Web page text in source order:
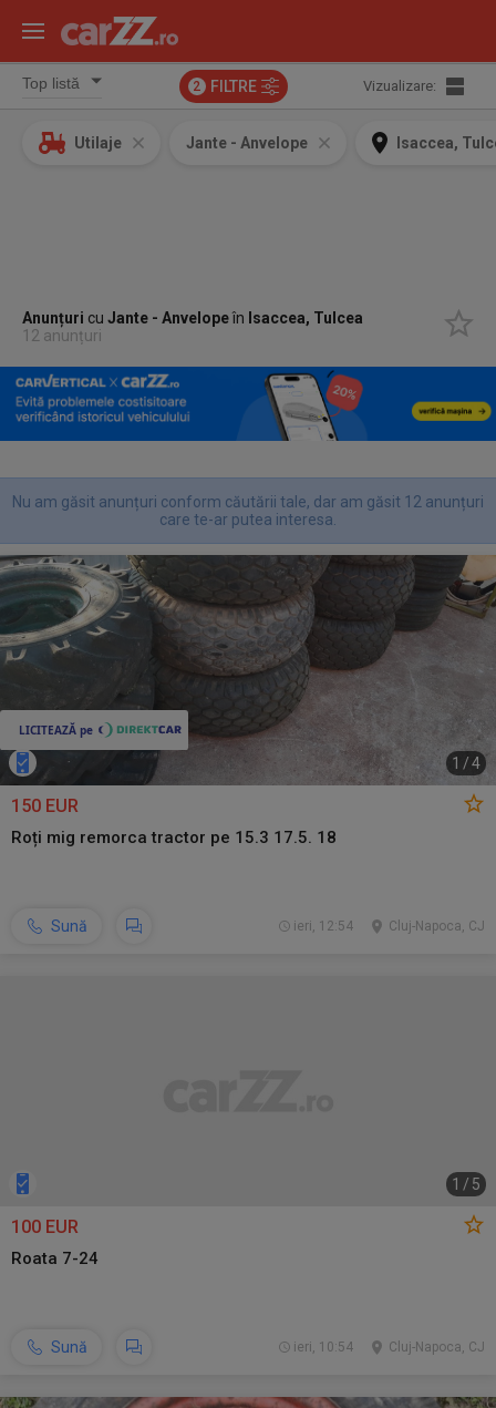
2 FILTRE Vizualizare:
Utilaje Jante - Anvelope Isaccea,
Anunțuri cuJante - Anvelopeîn Isaccea, Tulcea
12 anunțuri
Nu am găsit anunțuri conform căutării tale, dar am găsit 12 anunțuri
care te-ar putea interesa.
1 /4
150 EUR
Roți mig remorca tractor pe 15.3 17.5. 18
Sună Cluj-Napoca, CJ
ieri, 12:54
1 / 5
100 EUR
Roata 7-24
Sună Cluj-Napoca, CJ
ieri, 10:54